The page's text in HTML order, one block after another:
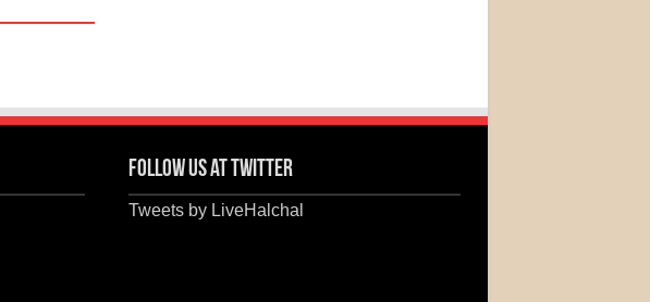
Follow us at Twitter
Tweets by LiveHalchal